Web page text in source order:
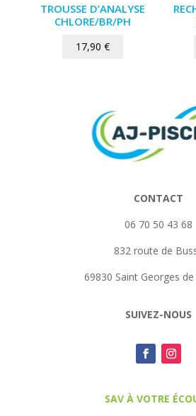
TROUSSE D’ANALYSE
CHLORE/BR/PH
17,90 €
CONTACT
06 70 50 43 68
832 route de
69830 Saint Georges de
SUIVEZ-NOUS
SAV À VOTRE